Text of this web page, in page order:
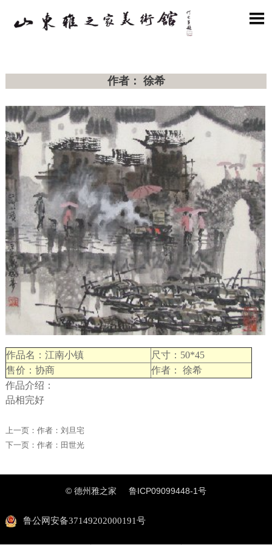

作者： 徐希
作品名：江南小镇
尺寸：50*45
售价：协商
作者： 徐希
作品介绍：
品相完好
上一页： 作者：刘旦宅
下一页： 作者：田世光
© 德州雅之家 鲁ICP09099448-1号
鲁公网安备37149202000191号